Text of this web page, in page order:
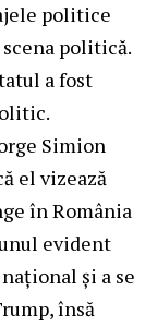
politice
politică.
a fost
Simion
el vizează
în România
evident
și a se
însă